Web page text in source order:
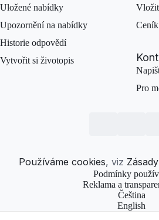
Uložené nabídky
Upozornění na nabídky
Historie odpovědí
Vytvořit si životopis
Pro
Používáme cookies, viz
Podmínky
Reklama a
Čeština
English